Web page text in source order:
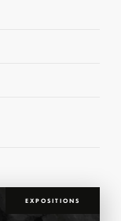
EXPOSITIONS